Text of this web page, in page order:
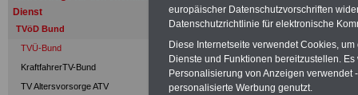
Dienst
TVöD Bund
TVÜ-Bund
KraftfahrerTV-Bund
TV Altersvorsorge ATV
Bund)
europäischer Datenschutzvorschriften
Datenschutzrichtlinie für elektronische
Diese Internetseite verwendet Cookies,
Dienste und Funktionen bereitzustellen.
Personalisierung von Anzeigen
personalisierte Werbung genutzt.